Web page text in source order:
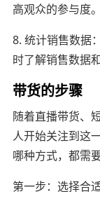
高观众的参与度。
8. 统计销售数据
时了解销售数据
带货的步骤
随着直播带货、
人开始关注到这
哪种方式，都需
第一步：选择合